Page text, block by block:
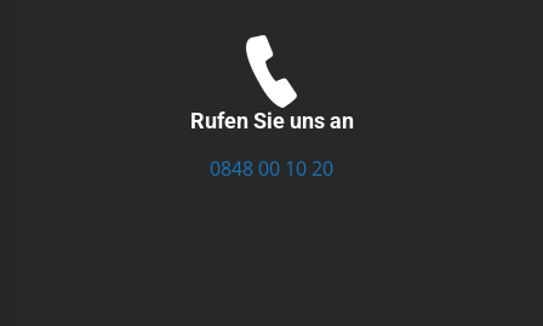
Rufen Sie uns an
0848 00 10 20